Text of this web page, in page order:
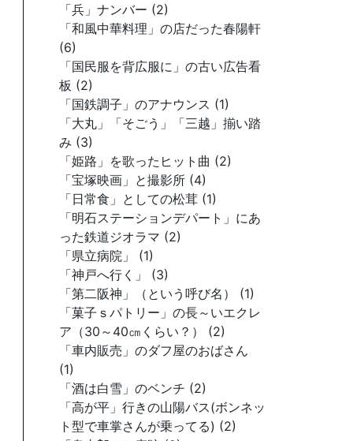
「兵」ナンバー (2)
「和風中華料理」の店だった春陽軒
(6)
「国民服を背広服に」の古い広告看
板 (2)
「国鉄調子」のアナウンス (1)
「大丸」「そごう」「三越」揃い踏
み (3)
「姫路」を歌ったヒット曲 (2)
「宝塚映画」と撮影所 (4)
「日常食」としての松茸 (1)
「明石ステーションデパート」にあ
った鉄道ジオラマ (2)
「県立病院」 (1)
「神戸へ行く」 (3)
「第二阪神」（という呼び名） (1)
「菓子ｓパトリー」の長～いエクレ
ア（30～40㎝くらい？） (2)
「車内販売」のダフ屋のおばさん
(1)
「酒は白雪」のベンチ (2)
「高が平」行きの山陽バス(ボンネッ
ト型で車掌さんが乗ってる) (2)